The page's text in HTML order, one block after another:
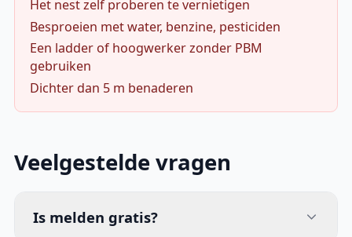
Het nest zelf proberen te vernietigen
Besproeien met water, benzine, pesticiden
Een ladder of hoogwerker zonder PBM
gebruiken
Dichter dan 5 m benaderen
Veelgestelde vragen
Is melden gratis?